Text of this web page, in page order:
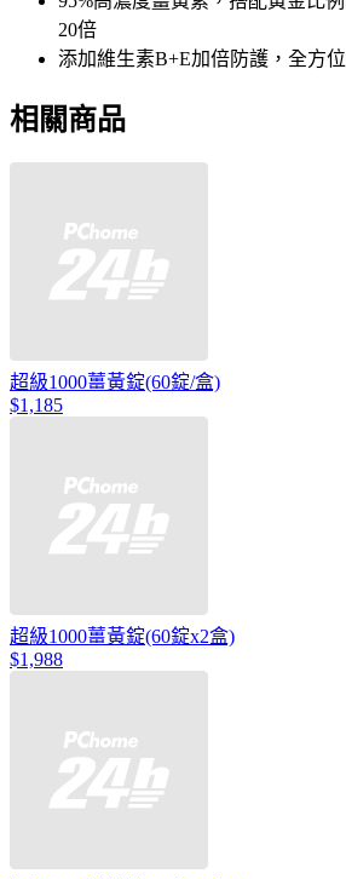
20倍
添加維生素B+E加倍防護，全方
相關商品
超級1000薑黃錠(60錠/盒)
$1,185
超級1000薑黃錠(60錠x2盒)
$1,988